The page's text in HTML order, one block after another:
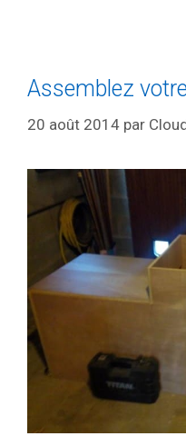
Assemblez
20 août 2014 par